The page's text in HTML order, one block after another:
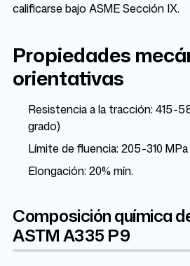
calificarse bajo ASME Sección IX.
Propiedades
orientativas
Resistencia a la tracción: 415-
grado)
Límite de fluencia: 205-310 MPa
Elongación: 20% mín.
Composición química
ASTM A335 P9